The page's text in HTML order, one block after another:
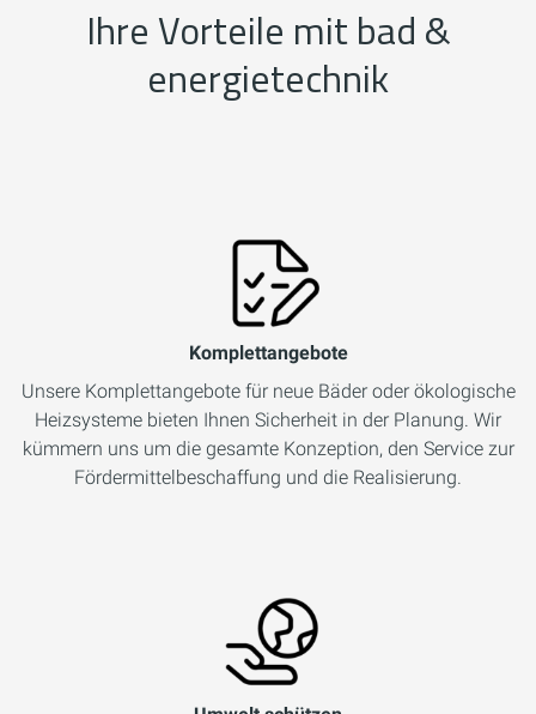
Ihre Vorteile mit bad &
energietechnik
Komplettangebote
Unsere Komplettangebote für neue Bäder oder ökologische
Heizsysteme bieten Ihnen Sicherheit in der Planung. Wir
kümmern uns um die gesamte Konzeption, den Service zur
Fördermittelbeschaffung und die Realisierung.